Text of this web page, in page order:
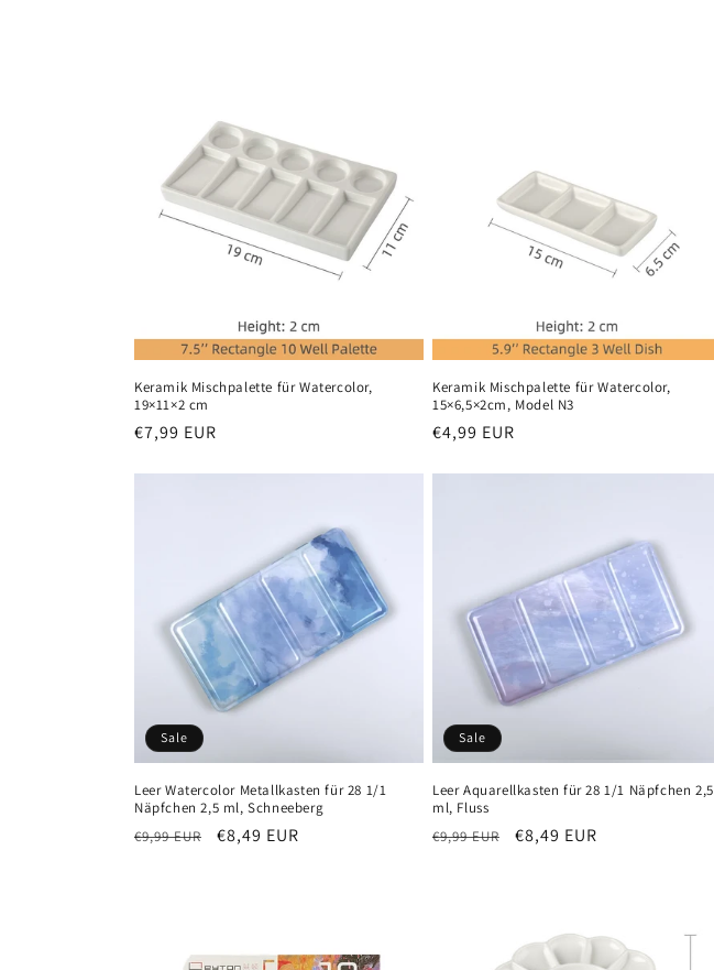
e
:
Keramik Mischpalette für Watercolor,
19×11×2 cm
Normaler
€7,99 EUR
Keramik Mischpalette für Watercolor,
15×6,5×2cm, Model N3
Normaler
€4,99 EUR
Sale
Leer Watercolor Metallkasten für 28 1/1
Näpfchen 2,5 ml, Schneeberg
Normaler
€9,99 EUR Verkaufspreis
€8,49 EUR
Sale
Leer Aquarellkasten für 28 1/1 Näpfchen 2,5
ml, Fluss
Normaler
€9,99 EUR Verkaufspreis
€8,49 EUR